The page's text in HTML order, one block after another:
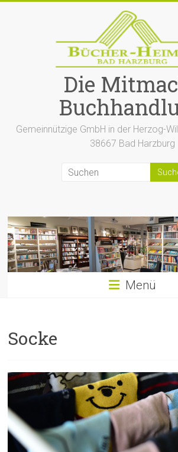
Die
Gemeinnützige GmbH in der Herzog-
38667 Bad Harzburg
Menü
Socke